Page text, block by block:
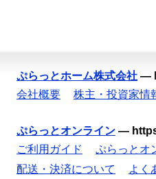
ぷらっとホーム株式会社 —
会社概要
株主・投資家情
ぷらっとオンライン —
ご利用ガイド
ぷらっとオ
配送・決済について
よく